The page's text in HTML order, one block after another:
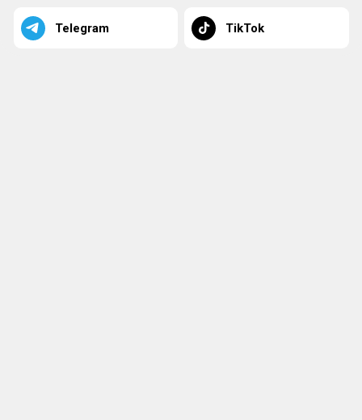
Telegram TikTok